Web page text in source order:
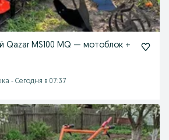
MS100 MQ — мотоблок +
- Сегодня в 07:37